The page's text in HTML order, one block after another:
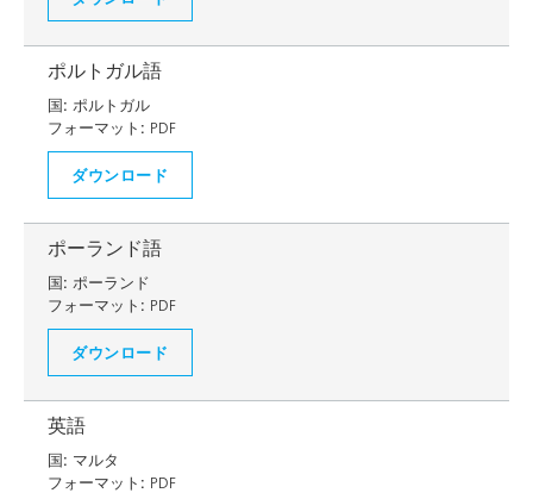
ポルトガル語
国: ポルトガル
フォーマット: PDF
ダウンロード
ポーランド語
国: ポーランド
フォーマット: PDF
ダウンロード
英語
国: マルタ
フォーマット: PDF